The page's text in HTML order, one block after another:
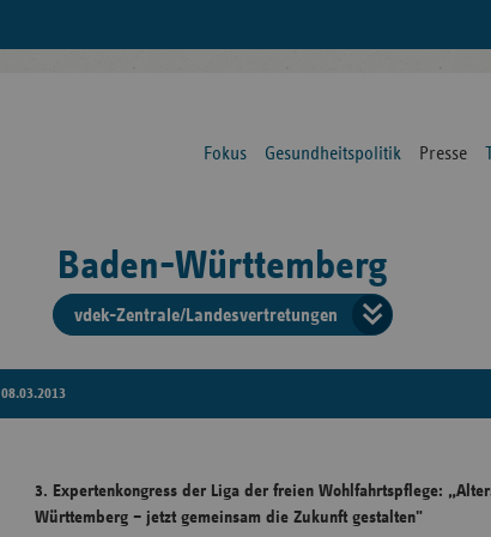
Fokus Gesundheitspolitik Presse
Baden-Württemberg
vdek-Zentrale/Landesvertretungen
der
08.03.2013
3. Expertenkongress der Liga der freien Wohlfahrtspflege:
Württemberg – jetzt gemeinsam die Zukunft gestalten"